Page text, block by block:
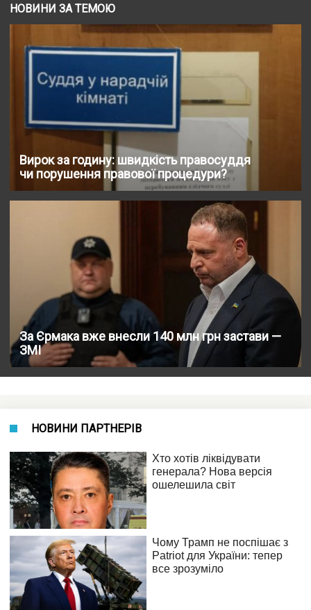
НОВИНИ ЗА ТЕМОЮ
Вирок за годину: швидкість правосуддя
чи порушення правової процедури?
За Єрмака вже внесли 140 млн грн застави —
ЗМІ
НОВИНИ ПАРТНЕРІВ